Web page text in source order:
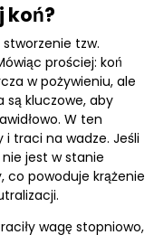
koń?
tzw.
prościej: koń
w pożywieniu, ale
są kluczowe, aby
W ten
i traci na wadze. Jeśli
jest w stanie
co powoduje krążenie
wagę stopniowo,